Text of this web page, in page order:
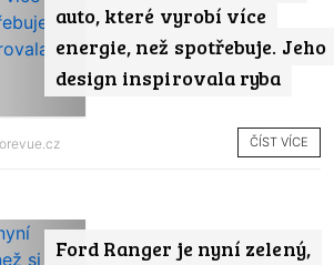
auto, které vyrobí více
energie, než spotřebuje. Jeho
design inspirovala ryba
ČÍST VÍCE
Ford Ranger je nyní zelený,